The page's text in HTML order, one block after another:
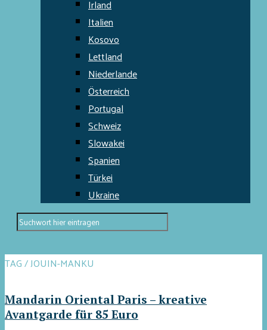
Irland
Italien
Kosovo
Lettland
Niederlande
Österreich
Portugal
Schweiz
Slowakei
Spanien
Türkei
Ukraine
TAG / JOUIN-MANKU
Mandarin Oriental Paris – kreative
Avantgarde für 85 Euro